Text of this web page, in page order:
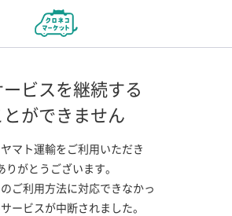
ビスを継続する
とができません
マト運輸をご利用いただき
りがとうございます。
ご利用方法に対応できなかっ
ービスが中断されました。